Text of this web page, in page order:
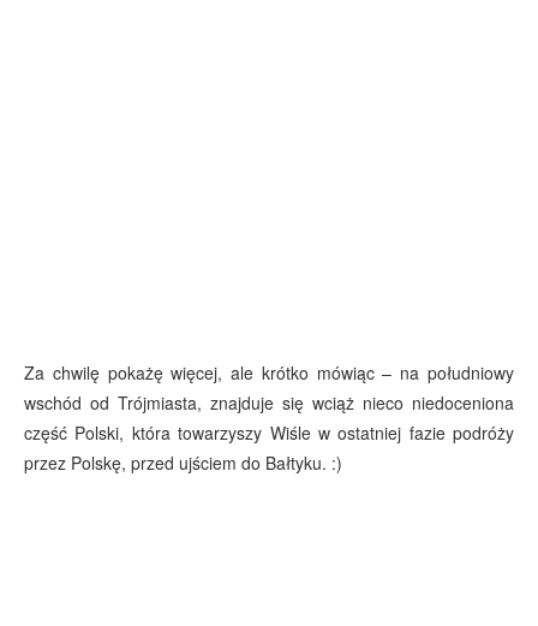
Za chwilę pokażę więcej, ale krótko mówiąc – na południowy
wschód od Trójmiasta, znajduje się wciąż nieco niedoceniona
część Polski, która towarzyszy Wiśle w ostatniej fazie podróży
przez Polskę, przed ujściem do Bałtyku. :)